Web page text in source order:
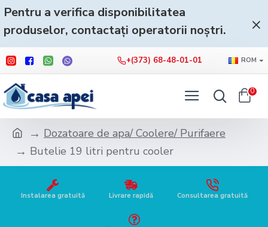
Pentru a verifica disponibilitatea
produselor, contactați operatorii noștri.
+(373) 68-48-01-01 ROM
0
Dozatoare de apa/ Coolere/ Purifaere
Butelie 19 litri pentru cooler
Instalarea gratuită Livrare rapidă Consultarea gratuită